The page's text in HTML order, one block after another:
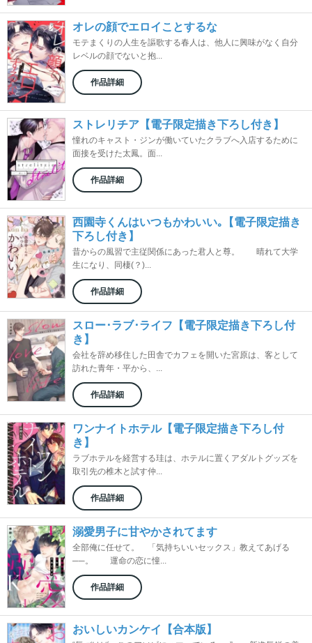
オレの顔でエロイことするな
モテまくりの人生を謳歌する春人は、他人に興味がなく自分
レベルの顔でないと抱...
作品詳細
ストレリチア【電子限定描き下ろし付き】
憧れのキャスト・ジンが働いていたクラブへ入店するために
面接を受けた太鳳。面...
作品詳細
西園寺くんはいつもかわいい｡【電子限定描き
下ろし付き】
昔からの風習で主従関係にあった君人と尊。 晴れて大学
生になり、同棲(？)...
作品詳細
スロー･ラブ･ライフ【電子限定描き下ろし付
き】
会社を辞め移住した田舎でカフェを開いた宮原は、客として
訪れた青年・平から、...
作品詳細
ワンナイトホテル【電子限定描き下ろし付
き】
ラブホテルを経営する珪は、ホテルに置くアダルトグッズを
取引先の椎木と試す仲...
作品詳細
溺愛男子に甘やかされてます
全部俺に任せて。 「気持ちいいセックス」教えてあげる
──。 運命の恋に憧...
作品詳細
おいしいカンケイ【合本版】